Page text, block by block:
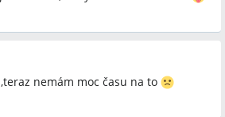
nemám moc času na to